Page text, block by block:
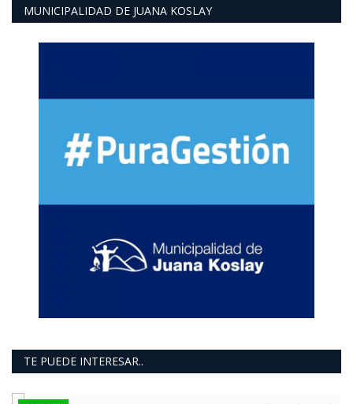
MUNICIPALIDAD DE JUANA KOSLAY
TE PUEDE INTERESAR..